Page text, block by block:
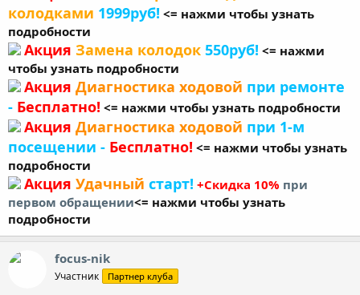
колодками 1999руб! <= нажми чтобы узнать
подробности
Акция Замена колодок 550руб! <= нажми
чтобы узнать подробности
Акция Диагностика ходовой при ремонте
- Бесплатно! <= нажми чтобы узнать подробности
Акция Диагностика ходовой при 1-м
посещении - Бесплатно! <= нажми чтобы узнать
подробности
Акция Удачный старт! +Скидка 10% при
первом обращении<= нажми чтобы узнать
подробности
focus-nik
Участник Партнер клуба